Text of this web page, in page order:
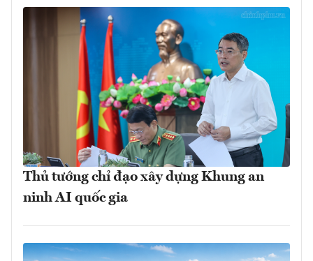
Thủ tướng chỉ đạo xây dựng Khung an
ninh AI quốc gia